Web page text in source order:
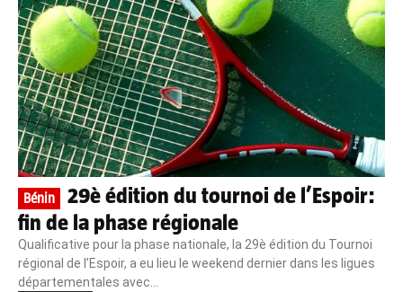
Bénin
29è édition du tournoi de l’Espoir:
fin de la phase régionale
Qualificative pour la phase nationale, la 29è édition du Tournoi
régional de l’Espoir, a eu lieu le weekend dernier dans les ligues
départementales avec...